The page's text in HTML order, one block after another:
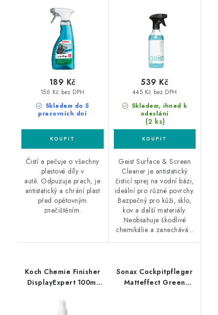
Skladem do 5
pracovních dní
156 Kč bez DPH
189 Kč
Čistí a pečuje o všechny
plastové díly v
autě. Odpuzuje prach, je
antistatický a chrání plast
před opětovným
znečištěním.
displejů
Skladem, ihned k
odeslání
(2 ks)
445 Kč bez DPH
539 Kč
Geist Surface & Screen
Cleaner je antistatický
čisticí sprej na vodní bázi,
ideální pro různé povrchy.
Bezpečný pro kůži, sklo,
kov a další materiály.
Neobsahuje škodlivé
chemikálie a zanechává...
Koch Chemie Finisher
DisplayExpert 100ml
Sonax Cockpitpfleger
Matteffect Green